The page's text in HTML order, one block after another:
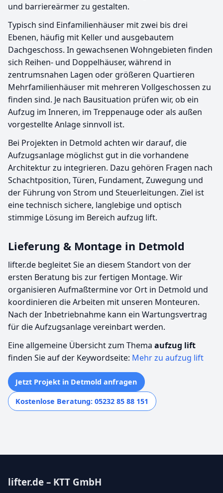
und barriereärmer zu gestalten.
Typisch sind Einfamilienhäuser mit zwei bis drei
Ebenen, häufig mit Keller und ausgebautem
Dachgeschoss. In gewachsenen Wohngebieten finden
sich Reihen- und Doppelhäuser, während in
zentrumsnahen Lagen oder größeren Quartieren
Mehrfamilienhäuser mit mehreren Vollgeschossen zu
finden sind. Je nach Bausituation prüfen wir, ob ein
Aufzug im Inneren, im Treppenauge oder als außen
vorgestellte Anlage sinnvoll ist.
Bei Projekten in Detmold achten wir darauf, die
Aufzugsanlage möglichst gut in die vorhandene
Architektur zu integrieren. Dazu gehören Fragen nach
Schachtposition, Türen, Fundament, Zuwegung und
der Führung von Strom und Steuerleitungen. Ziel ist
eine technisch sichere, langlebige und optisch
stimmige Lösung im Bereich aufzug lift.
Lieferung & Montage in Detmold
lifter.de begleitet Sie an diesem Standort von der
ersten Beratung bis zur fertigen Montage. Wir
organisieren Aufmaßtermine vor Ort in Detmold und
koordinieren die Arbeiten mit unseren Monteuren.
Nach der Inbetriebnahme kann ein Wartungsvertrag
für die Aufzugsanlage vereinbart werden.
Eine allgemeine Übersicht zum Thema aufzug lift
finden Sie auf der Keywordseite: Mehr zu aufzug lift
Jetzt Projekt in Detmold anfragen
Kostenlose Beratung: 05232 85 88 151
lifter.de – KTT GmbH